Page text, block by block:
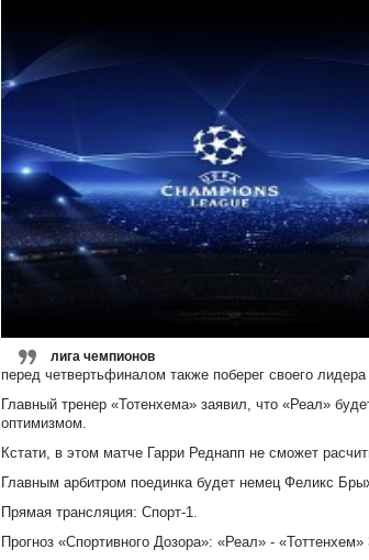
лига чемпионов
перед четвертьфиналом также поберег своего
Главный тренер «Тотенхема» заявил, что «Реал»
оптимизмом.
Кстати, в этом матче Гарри Реднапп не сможет
Главным арбитром поединка будет немец Феликс
Прямая трансляция: Спорт-1.
Прогноз «Спортивного Дозора»: «Реал» - «Тоттенхем»